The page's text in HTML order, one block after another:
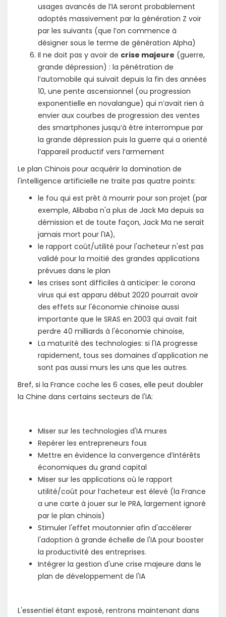
usages avancés de l’IA seront probablement
adoptés massivement par la génération Z voir
par les suivants (que l’on commence à
désigner sous le terme de génération Alpha)
Il ne doit pas y avoir de crise majeure (guerre,
grande dépression) : la pénétration de
l’automobile qui suivait depuis la fin des années
10, une pente ascensionnel (ou progression
exponentielle en novalangue) qui n’avait rien à
envier aux courbes de progression des ventes
des smartphones jusqu’à être interrompue par
la grande dépression puis la guerre qui a orienté
l’appareil productif vers l’armement
Le plan Chinois pour acquérir la domination de
l'intelligence artificielle ne traite pas quatre points:
le fou qui est prêt à mourrir pour son projet (par
exemple, Alibaba n'a plus de Jack Ma depuis sa
démission et de toute façon, Jack Ma ne serait
jamais mort pour l'IA),
le rapport coût/utilité pour l'acheteur n'est pas
validé pour la moitié des grandes applications
prévues dans le plan
les crises sont difficiles à anticiper: le corona
virus qui est apparu début 2020 pourrait avoir
des effets sur l'économie chinoise aussi
importante que le SRAS en 2003 qui avait fait
perdre 40 milliards à l'économie chinoise,
La maturité des technologies: si l'IA progresse
rapidement, tous ses domaines d'application ne
sont pas aussi murs les uns que les autres.
Bref, si la France coche les 6 cases, elle peut doubler
la Chine dans certains secteurs de l'IA:
Miser sur les technologies d'IA mures
Repérer les entrepreneurs fous
Mettre en évidence la convergence d’intérêts
économiques du grand capital
Miser sur les applications où le rapport
utilité/coût pour l’acheteur est élevé (la France
a une carte à jouer sur le PRA, largement ignoré
par le plan chinois)
Stimuler l'effet moutonnier afin d'accélerer
l'adoption à grande échelle de l'IA pour booster
la productivité des entreprises.
Intégrer la gestion d'une crise majeure dans le
plan de développement de l'IA
L'essentiel étant exposé, rentrons maintenant dans